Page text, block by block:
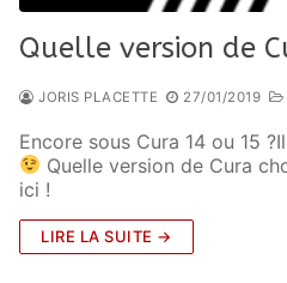
Quelle version de
JORIS PLACETTE 27/01/2019
Encore sous Cura 14 ou 15
Quelle version de Cura
ici !
LIRE LA SUITE →